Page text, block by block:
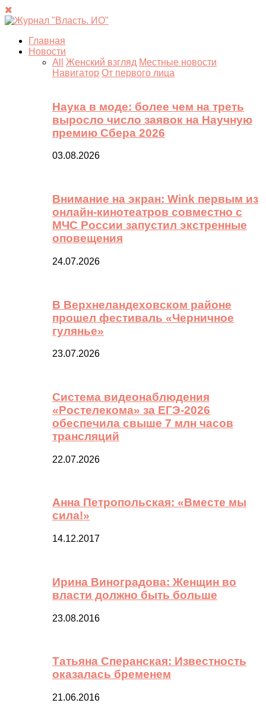
Главная
Новости
All
Женский взгляд Местные новости
Навигатор От первого лица
Наука в моде: более чем на треть
выросло число заявок на Научную
премию Сбера 2026
03.08.2026
Внимание на экран: Wink первым из
онлайн-кинотеатров совместно с
МЧС России запустил экстренные
оповещения
24.07.2026
В Верхнеландеховском районе
прошел фестиваль «Черничное
гулянье»
23.07.2026
Система видеонаблюдения
«Ростелекома» за ЕГЭ-2026
обеспечила свыше 7 млн часов
трансляций
22.07.2026
Анна Петропольская: «Вместе мы
сила!»
14.12.2017
Ирина Виноградова: Женщин во
власти должно быть больше
23.08.2016
Татьяна Сперанская: Известность
оказалась бременем
21.06.2016